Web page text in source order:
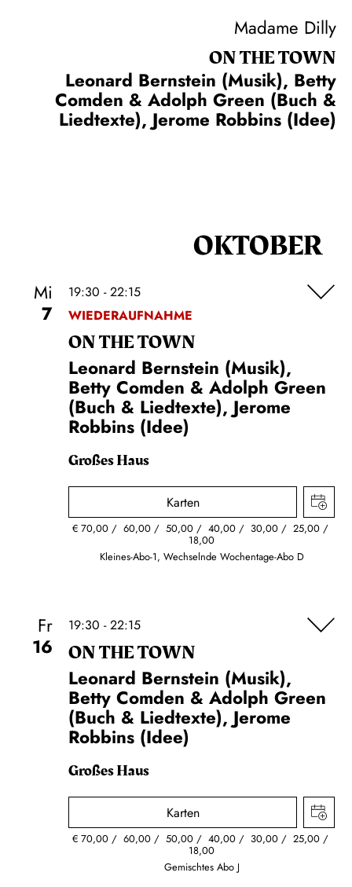
Madame Dilly
ON THE TOWN
Leonard Bernstein (Musik), Betty
Comden & Adolph Green (Buch &
Liedtexte), Jerome Robbins (Idee)
OKTOBER
Mi
7
19:30 - 22:15
WIEDERAUFNAHME
ON THE TOWN
Leonard Bernstein (Musik),
Betty Comden & Adolph Green
(Buch & Liedtexte), Jerome
Robbins (Idee)
Großes Haus
Karten
€ 70,00 60,00 50,00 40,00 30,00 25,00
18,00
Kleines-Abo-1, Wechselnde Wochentage-Abo D
Fr
16
19:30 - 22:15
ON THE TOWN
Leonard Bernstein (Musik),
Betty Comden & Adolph Green
(Buch & Liedtexte), Jerome
Robbins (Idee)
Großes Haus
Karten
€ 70,00 60,00 50,00 40,00 30,00 25,00
18,00
Gemischtes Abo J